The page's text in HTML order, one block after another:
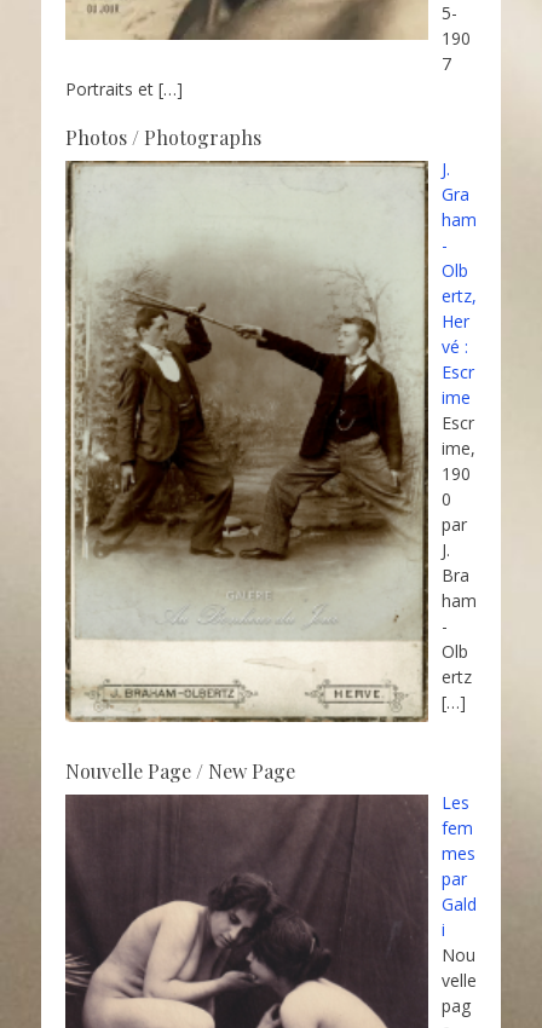
5-
190
7
Portraits et […]
Photos / Photographs
J.
Gra
ham
-
Olb
ertz,
Her
vé :
Escr
ime
Escr
ime,
190
0
par
J.
Bra
ham
-
Olb
ertz
[…]
Nouvelle Page / New Page
Les
fem
mes
par
Gald
i
Nou
velle
pag